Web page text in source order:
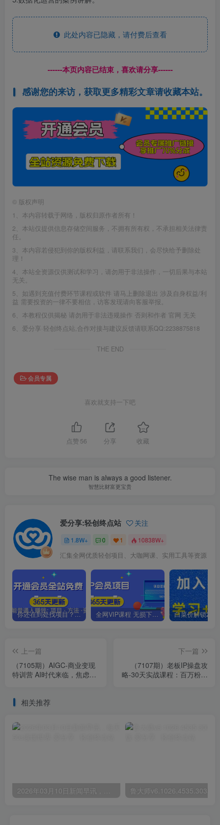
此处内容已隐藏，请付费后查看
------本页内容已结束，喜欢请分享------
感谢您的来访，获取更多精彩文章请收藏本站。
© 版权声明
1、本内容转载于网络，版权归原作者所有！
2、本站仅提供信息存储空间服务，不拥有所有权，不承担相关法律责
任。
3、本内容若侵犯到你的版权利益，请联系我们，会尽快给予删除处
理！
4、本站全资源仅供测试和学习，请勿用于非法操作，一切后果与本站
无关。
5、如遇到充值付费环节课程或软件 请马上删除退出 涉及自身权益/利
益 需要投资的一律不要相信，访客发现请向客服举报。
6、本教程仅供揭秘 请勿用于非法违规操作 否则和作者 官网 无关
6、爱分享·轻创终点站,合作对接与建议反馈请联系QQ:2238875818
THE END
会员专属
喜欢就支持一下吧
点赞 56 分享 收藏
The wise man is always a good listener.
智慧比财富更宝贵
爱分享:轻创终点站 关注
1.8W+ 0 1 10838W+
汇集全网优质轻创项目、大咖网课、实用工具等资源
你还在到处找项目？还在当韭菜？我靠卖项目一个月收入5万+，曾经我也是个失败者。 全网VIP课程 无损下载~.~
上一篇
（7105期）AIGC-商业变现
特训营 AI时代来临，焦虑不
下一篇
（7107期）老板IP操盘攻
略-30天实战课程：百万粉大
相关推荐